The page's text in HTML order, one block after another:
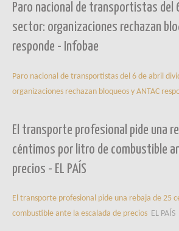
Paro nacional de transportistas del
sector: organizaciones rechazan
responde - Infobae
Paro nacional de transportistas del 6 de abril
organizaciones rechazan bloqueos y ANTAC
El transporte profesional pide una
céntimos por litro de combustible
precios - EL PAÍS
El transporte profesional pide una rebaja de 25
combustible ante la escalada de precios EL PAÍS